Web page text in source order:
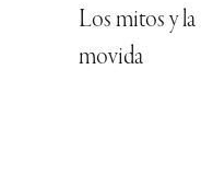
Los mitos y la
movida